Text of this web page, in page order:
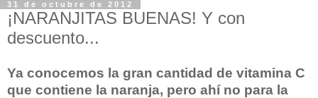
31 de octubre de 2012
¡NARANJITAS BUENAS! Y con
descuento...
Ya conocemos la gran cantidad de vitamina C
que contiene la naranja, pero ahí no para la